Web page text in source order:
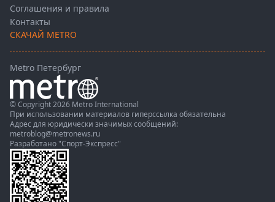
Соглашения и правила
Контакты
СКАЧАЙ METRO
Metro Петербург
© Copyright 2026 Metro International
При использовании материалов гиперссылка обязательна
Адрес для юридически значимых сообщений:
metroblog@metronews.ru
Разработано "Спорт-Экспресс"